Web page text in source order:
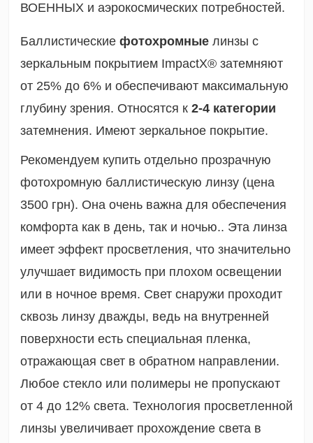
ВОЕННЫХ и аэрокосмических потребностей.
Баллистические фотохромные линзы с
зеркальным покрытием ImpactX® затемняют
от 25% до 6% и обеспечивают максимальную
глубину зрения. Относятся к 2-4 категории
затемнения. Имеют зеркальное покрытие.
Рекомендуем купить отдельно прозрачную
фотохромную баллистическую линзу (цена
3500 грн). Она очень важна для обеспечения
комфорта как в день, так и ночью.. Эта линза
имеет эффект просветления, что значительно
улучшает видимость при плохом освещении
или в ночное время. Свет снаружи проходит
сквозь линзу дважды, ведь на внутренней
поверхности есть специальная пленка,
отражающая свет в обратном направлении.
Любое стекло или полимеры не пропускают
от 4 до 12% света. Технология просветленной
линзы увеличивает прохождение света в